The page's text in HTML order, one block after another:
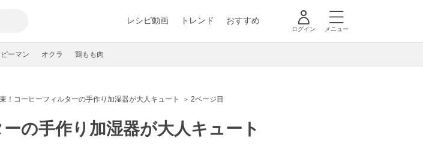
レシピ動画 トレンド おすすめ
ログイン メニュー
ピーマン オクラ 鶏もも肉
！コーヒーフィルターの手作り加湿器が大人キュート 2ページ目
の手作り加湿器が大人キュート